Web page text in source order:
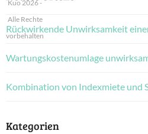
Rückwirkende Unwirksamkeit
Wartungskostenumlage
Kombination von Indexmiete und
Kategorien
Kuo 2026 -
Alle Rechte
vorbehalten